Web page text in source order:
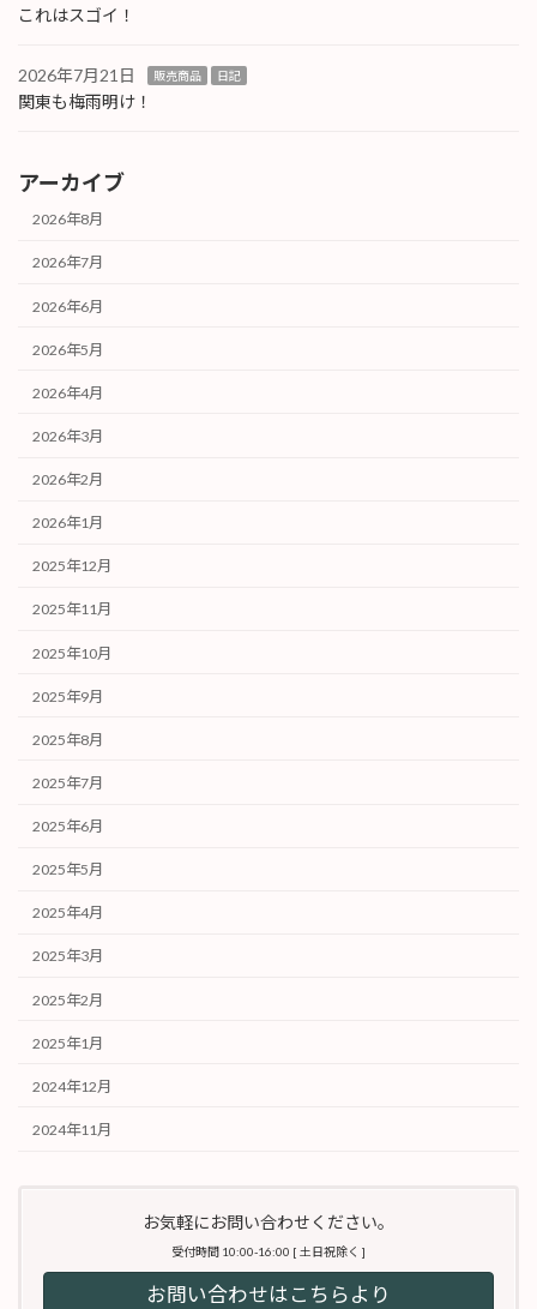
これはスゴイ！
2026年7月21日 販売商品 日記
関東も梅雨明け！
アーカイブ
2026年8月
2026年7月
2026年6月
2026年5月
2026年4月
2026年3月
2026年2月
2026年1月
2025年12月
2025年11月
2025年10月
2025年9月
2025年8月
2025年7月
2025年6月
2025年5月
2025年4月
2025年3月
2025年2月
2025年1月
2024年12月
2024年11月
お気軽にお問い合わせください。
受付時間 10:00-16:00 [ 土日祝除く ]
お問い合わせはこちらより